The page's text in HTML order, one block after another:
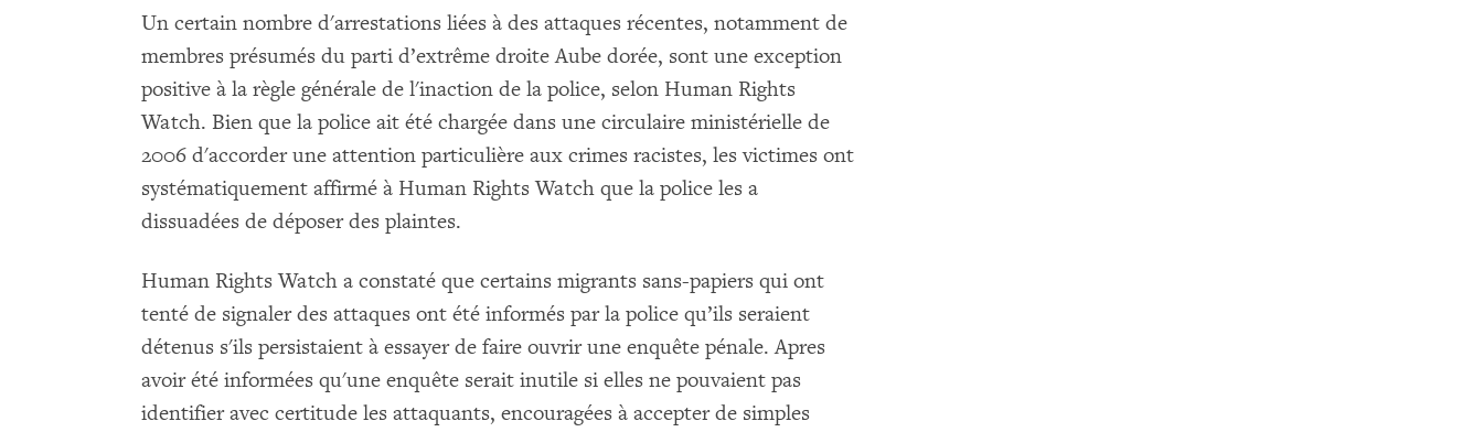
Un certain nombre d'arrestations liées à des attaques récentes, notamment de
membres présumés du parti d’extrême droite Aube dorée, sont une exception
positive à la règle générale de l'inaction de la police, selon Human Rights
Watch. Bien que la police ait été chargée dans une circulaire ministérielle de
2006 d'accorder une attention particulière aux crimes racistes, les victimes ont
systématiquement affirmé à Human Rights Watch que la police les a
dissuadées de déposer des plaintes.
Human Rights Watch a constaté que certains migrants sans-papiers qui ont
tenté de signaler des attaques ont été informés par la police qu’ils seraient
détenus s'ils persistaient à essayer de faire ouvrir une enquête pénale. Apres
avoir été informées qu'une enquête serait inutile si elles ne pouvaient pas
identifier avec certitude les attaquants, encouragées à accepter de simples